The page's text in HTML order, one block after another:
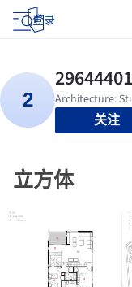
登录
关注
立方体